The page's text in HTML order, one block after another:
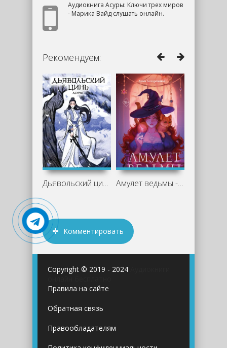
Аудиокнига Асуры: Ключи трех миров
- Марика Вайд слушать онлайн.
Рекомендуем:
Дьявольский цинь - Марика Вайд Амулет ведьмы - Анна Безбрежная
Комментировать
Copyright © 2019 - 2024
Правила на сайте
Обратная связь
Правообладателям